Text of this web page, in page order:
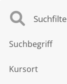
Suchbegriff
Kursort